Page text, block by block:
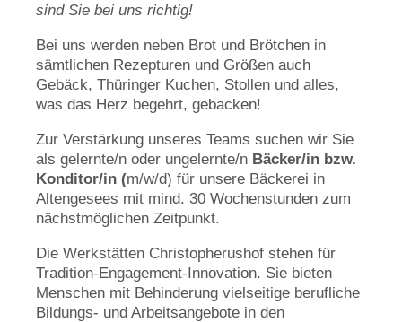
sind Sie bei uns richtig!
Bei uns werden neben Brot und Brötchen in
sämtlichen Rezepturen und Größen auch
Gebäck, Thüringer Kuchen, Stollen und alles,
was das Herz begehrt, gebacken!
Zur Verstärkung unseres Teams suchen wir Sie
als gelernte/n oder ungelernte/n Bäcker/in bzw.
Konditor/in (m/w/d) für unsere Bäckerei in
Altengesees mit mind. 30 Wochenstunden zum
nächstmöglichen Zeitpunkt.
Die Werkstätten Christopherushof stehen für
Tradition-Engagement-Innovation. Sie bieten
Menschen mit Behinderung vielseitige berufliche
Bildungs- und Arbeitsangebote in den